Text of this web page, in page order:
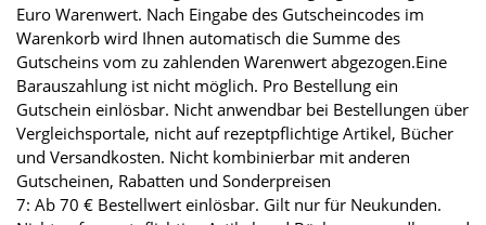
Euro Warenwert. Nach Eingabe des Gutscheincodes im
Warenkorb wird Ihnen automatisch die Summe des
Gutscheins vom zu zahlenden Warenwert abgezogen.Eine
Barauszahlung ist nicht möglich. Pro Bestellung ein
Gutschein einlösbar. Nicht anwendbar bei Bestellungen über
Vergleichsportale, nicht auf rezeptpflichtige Artikel, Bücher
und Versandkosten. Nicht kombinierbar mit anderen
Gutscheinen, Rabatten und Sonderpreisen
7: Ab 70 € Bestellwert einlösbar. Gilt nur für Neukunden.